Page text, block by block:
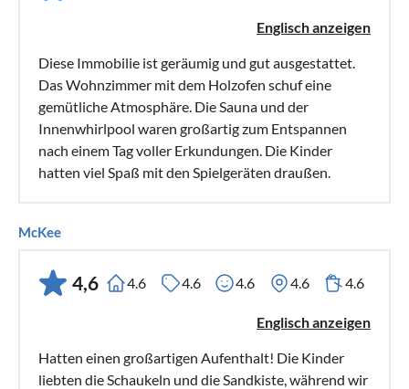
Englisch anzeigen
Diese Immobilie ist geräumig und gut ausgestattet.
Das Wohnzimmer mit dem Holzofen schuf eine
gemütliche Atmosphäre. Die Sauna und der
Innenwhirlpool waren großartig zum Entspannen
nach einem Tag voller Erkundungen. Die Kinder
hatten viel Spaß mit den Spielgeräten draußen.
McKee
4,6 4.6 4.6 4.6 4.6 4.6
Englisch anzeigen
Hatten einen großartigen Aufenthalt! Die Kinder
liebten die Schaukeln und die Sandkiste, während wir